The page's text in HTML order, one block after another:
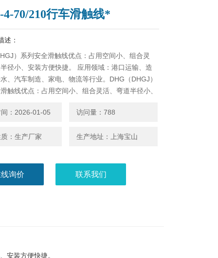
70/210行车滑触线*
述：
）系列安全滑触线优点：占用空间小、组合灵
径小、安装方便快捷。 应用领域：港口运输、造
、汽车制造、家电、物流等行业。DHG（DHGJ）
触线优点：占用空间小、组合灵活、弯道半径小、
、物流等行业。DHG（DHGJ）系列安全滑触线优
港
：2026-01-05 访问量：788
：生产厂家 生产地址：上海宝山
询价 联系我们
安装方便快捷。